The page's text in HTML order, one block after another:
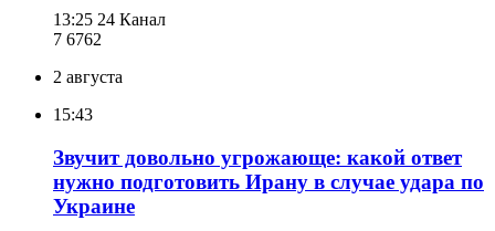
13:25 24 Канал
7 6762
2 августа
15:43
Звучит довольно угрожающе: какой ответ
нужно подготовить Ирану в случае удара по
Украине